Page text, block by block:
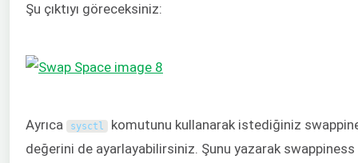
Şu çıktıyı göreceksiniz:
Ayrıca sysctl komutunu kullanarak istediğiniz
değerini de ayarlayabilirsiniz. Şunu yazarak swappiness